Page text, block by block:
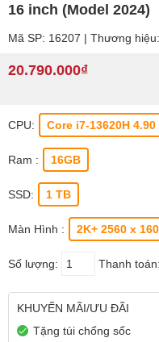
16 inch (Model 2024)
Mã SP: 16207 | Thương hiệu:
20.790.000₫
CPU: Core i7-13620H 4.90
Ram : 16GB
SSD: 1 TB
Màn Hình : 2K+ 2560 x
Số lượng: Thanh toán:
KHUYẾN MÃI/ƯU ĐÃI
Tặng túi chống sốc